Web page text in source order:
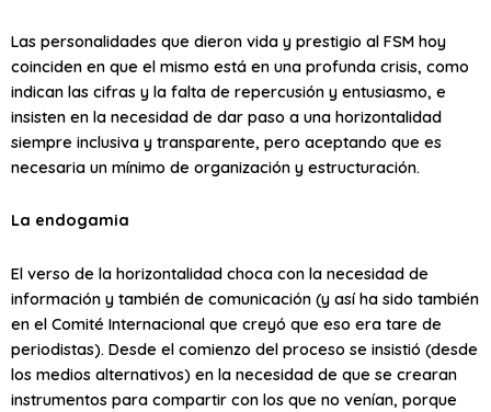
Las personalidades que dieron vida y prestigio al FSM hoy
coinciden en que el mismo está en una profunda crisis, como
indican las cifras y la falta de repercusión y entusiasmo, e
insisten en la necesidad de dar paso a una horizontalidad
siempre inclusiva y transparente, pero aceptando que es
necesaria un mínimo de organización y estructuración.
La endogamia
El verso de la horizontalidad choca con la necesidad de
información y también de comunicación (y así ha sido también
en el Comité Internacional que creyó que eso era tare de
periodistas). Desde el comienzo del proceso se insistió (desde
los medios alternativos) en la necesidad de que se crearan
instrumentos para compartir con los que no venían, porque